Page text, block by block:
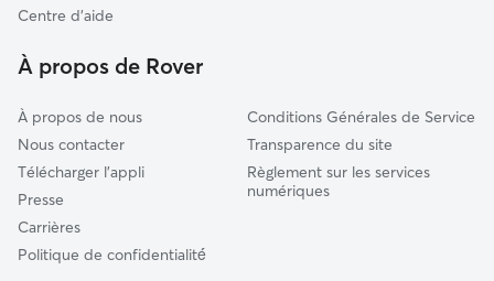
Prades
Centre d'aide
À propos de Rover
À propos de nous
Nous contacter
Télécharger l'appli
Presse
Carrières
Politique de confidentialité́
Conditions Générales de Service
Transparence du site
Règlement sur les services
numériques